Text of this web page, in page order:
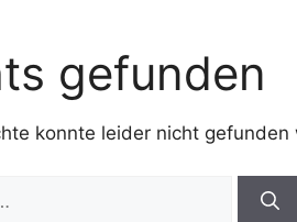
gefunden
konnte leider nicht